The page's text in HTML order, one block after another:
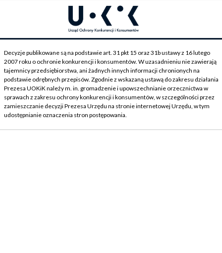
Decyzje publikowane są na podstawie art. 31 pkt 15 oraz 31b ustawy z 16 lutego
2007 roku o ochronie konkurencji i konsumentów. W uzasadnieniu nie zawierają
tajemnicy przedsiębiorstwa, ani żadnych innych informacji chronionych na
podstawie odrębnych przepisów. Zgodnie z wskazaną ustawą do zakresu działania
Prezesa UOKiK należy m. in. gromadzenie i upowszechnianie orzecznictwa w
sprawach z zakresu ochrony konkurencji i konsumentów, w szczególności przez
zamieszczanie decyzji Prezesa Urzędu na stronie internetowej Urzędu, w tym
udostępnianie oznaczenia stron postępowania.